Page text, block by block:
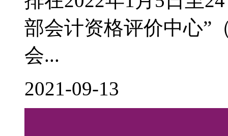
部会计资格评价中心”
会...
2021-09-13